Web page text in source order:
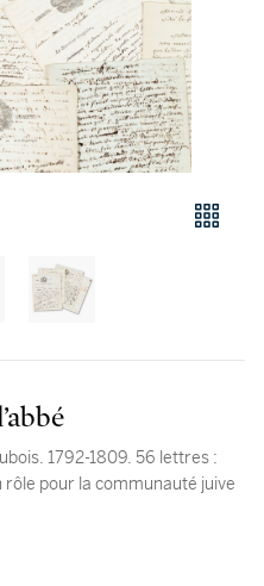
1792-1809. 56 lettres :
pour la communauté juive